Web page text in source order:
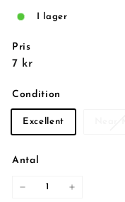
I lager
Pris
Reguljärt
7 kr7
Condition
Excellent
Antal